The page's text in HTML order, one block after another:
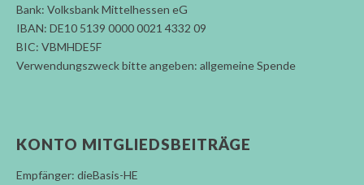
Bank: Volksbank Mittelhessen eG
IBAN: DE10 5139 0000 0021 4332 09
BIC: VBMHDE5F
Verwendungszweck bitte angeben: allgemeine Spende
KONTO MITGLIEDSBEITRÄGE
Empfänger: dieBasis-HE